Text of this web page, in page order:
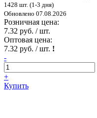
1428 шт. (1-3 дня)
Обновлено 07.08.2026
Розничная цена:
7.32 руб. / шт.
Оптовая цена:
7.32 руб. / шт. !
-
+
Купить